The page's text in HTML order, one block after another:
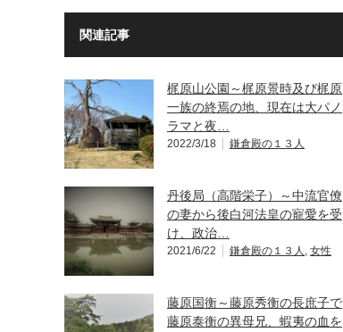
関連記事
梶原山公園～梶原景時及び梶原
一族の終焉の地、現在は大パノ
ラマと夜…
2022/3/18 鎌倉殿の１３人
丹後局（高階栄子）～中流官僚
の妻から後白河法皇の寵愛を受
け、政治…
2021/6/22 鎌倉殿の１３人 女性
藤原国衡～藤原秀衡の長庶子で
藤原泰衡の異母兄、蝦夷の血を